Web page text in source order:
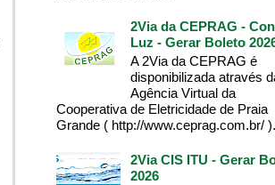
2Via da CEPRAG -
Luz - Gerar Boleto
A 2Via da CEPRAG é
disponibilizada através
Agência Virtual da
Cooperativa de Eletricidade de Praia
Grande ( http://www.ceprag.com.br/
2Via CIS ITU - Gerar
2026